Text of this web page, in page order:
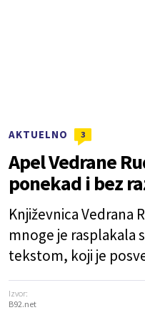
AKTUELNO 3
Apel Vedrane
ponekad i bez
Književnica Vedrana
mnoge je rasplakala
tekstom, koji je
Izvor:
B92.net